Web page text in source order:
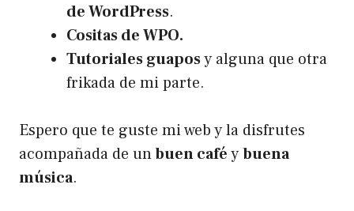
de WordPress.
Cositas de WPO.
Tutoriales guaposy alguna que otra
frikada de mi parte.
Espero que te guste mi web y la disfrutes
acompañada de unbuen caféybuena
música.